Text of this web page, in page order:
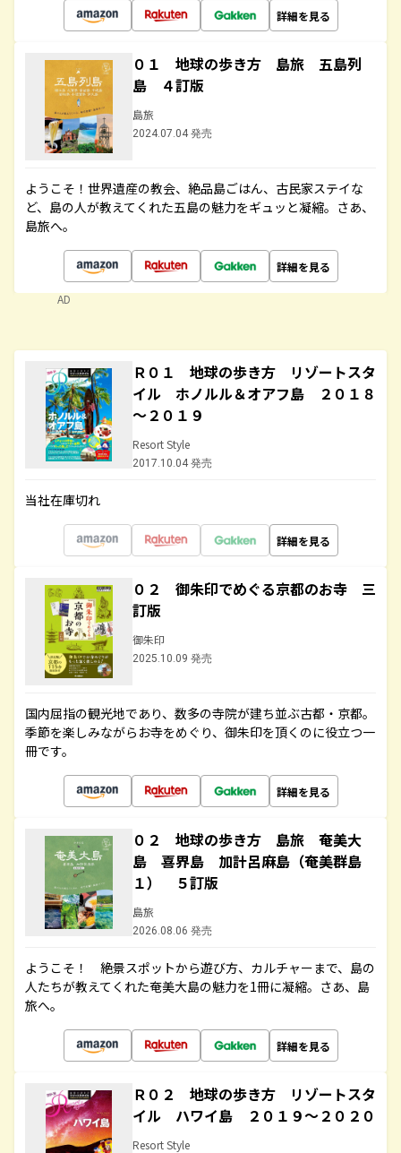
詳細を見る
０１ 地球の歩き方 島旅 五島列
島 ４訂版
島旅
2024.07.04 発売
ようこそ！世界遺産の教会、絶品島ごはん、古民家ステイな
ど、島の人が教えてくれた五島の魅力をギュッと凝縮。さあ、
島旅へ。
詳細を見る
AD
Ｒ０１ 地球の歩き方 リゾートスタ
イル ホノルル＆オアフ島 ２０１８
～２０１９
Resort Style
2017.10.04 発売
当社在庫切れ
詳細を見る
０２ 御朱印でめぐる京都のお寺 三
訂版
御朱印
2025.10.09 発売
国内屈指の観光地であり、数多の寺院が建ち並ぶ古都・京都。
季節を楽しみながらお寺をめぐり、御朱印を頂くのに役立つ一
冊です。
詳細を見る
０２ 地球の歩き方 島旅 奄美大
島 喜界島 加計呂麻島（奄美群島
１） ５訂版
島旅
2026.08.06 発売
ようこそ！ 絶景スポットから遊び方、カルチャーまで、島の
人たちが教えてくれた奄美大島の魅力を1冊に凝縮。さあ、島
旅へ。
詳細を見る
Ｒ０２ 地球の歩き方 リゾートスタ
イル ハワイ島 ２０１９～２０２０
Resort Style